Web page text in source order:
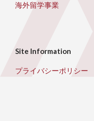
海外留学事業
Site Information
プライバシーポリシー